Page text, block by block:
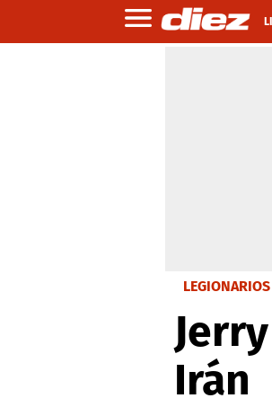
LEGIONARIOS
Irán